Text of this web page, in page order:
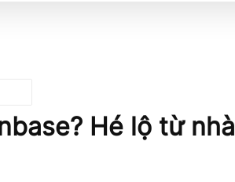
Hé lộ từ nhà